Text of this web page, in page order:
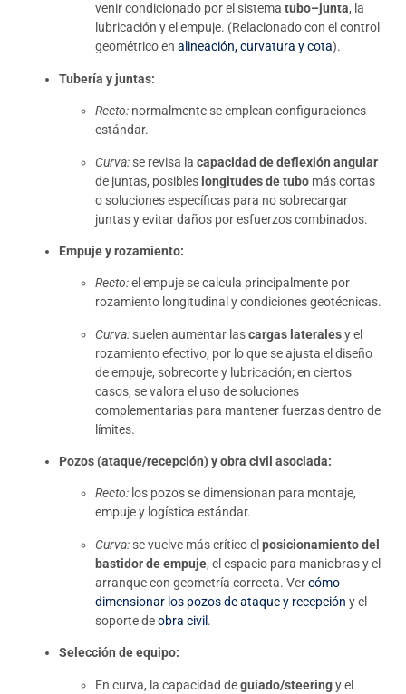
venir condicionado por el sistema tubo–junta, la
lubricación y el empuje. (Relacionado con el control
geométrico en alineación, curvatura y cota).
Tubería y juntas:
Recto: normalmente se emplean configuraciones
estándar.
Curva: se revisa la capacidad de deflexión angular
de juntas, posibles longitudes de tubo más cortas
o soluciones específicas para no sobrecargar
juntas y evitar daños por esfuerzos combinados.
Empuje y rozamiento:
Recto:el empuje se calcula principalmente por
rozamiento longitudinal y condiciones geotécnicas.
Curva: suelen aumentar lascargas lateralesy el
rozamiento efectivo, por lo que se ajusta el diseño
de empuje, sobrecorte y lubricación; en ciertos
casos, se valora el uso de soluciones
complementarias para mantener fuerzas dentro de
límites.
Pozos (ataque/recepción) y obra civil asociada:
Recto: los pozos se dimensionan para montaje,
empuje y logística estándar.
Curva: se vuelve más crítico el posicionamiento del
bastidor de empuje, el espacio para maniobras y el
arranque con geometría correcta. Vercómo
dimensionar los pozos de ataque y recepción y el
soporte deobra civil .
Selección de equipo:
En curva, la capacidad deguiado/steeringy el